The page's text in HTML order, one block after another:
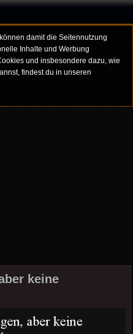
damit die Seitennutzung
Inhalte und Werbung
und insbesondere dazu, wie
findest du in unseren
keine